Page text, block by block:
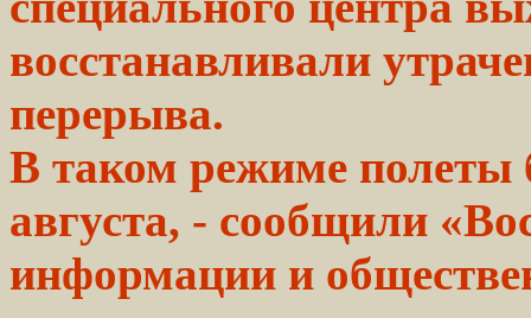
восстанавливали
перерыва.
В таком режиме полеты
августа, - сообщили
информации и